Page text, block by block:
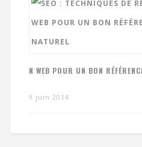
N WEB POUR UN BON
9 juin 2014